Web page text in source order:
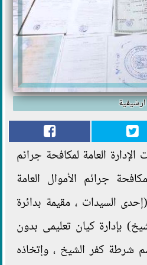
ارشيفية
العامة لمكافحة جرائم
جرائم الأموال العامة
السيدات ، مقيمة بدائرة
بإدارة كيان تعليمى بدون
شرطة كفر الشيخ ، وإتخاذه